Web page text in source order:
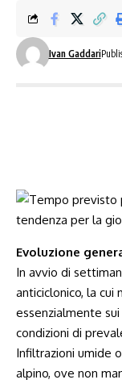
Ivan Gaddari
Evoluzione
In avvio di
anticiclonico, la
essenzialmente
condizioni di
Infiltrazioni umide
alpino, ove non